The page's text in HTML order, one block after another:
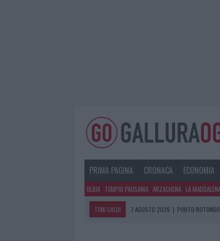
PRIMA PAGINA CRONACA ECONOMIA
OLBIA TEMPIO PAUSANIA ARZACHENA LA
TEMI CALDI 7 AGOSTO 2026 | PORTO